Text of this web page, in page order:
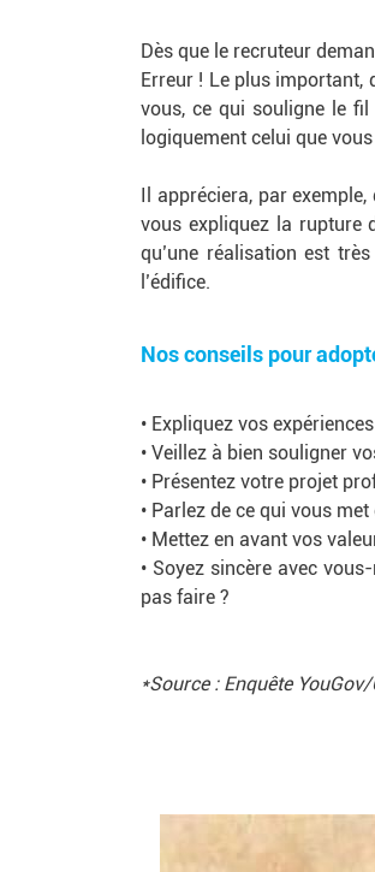
Dès que le recruteur
Erreur ! Le plus important,
vous, ce qui souligne le
logiquement celui que
Il appréciera, par
vous expliquez la rupture
qu’une réalisation est
l’édifice.
Nos conseils pour
• Expliquez vos
• Veillez à bien souligner
• Présentez votre projet
• Parlez de ce qui vous
• Mettez en avant vos
• Soyez sincère avec
pas faire ?
*Source : Enquête